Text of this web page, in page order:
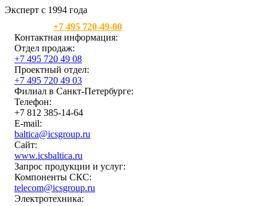
Эксперт с 1994 года
+7 495 720-49-00
Контактная информация:
Отдел продаж:
+7 495 720 49 08
Проектный отдел:
+7 495 720 49 03
Филиал в Санкт-Петербурге:
Телефон:
+7 812 385-14-64
E-mail:
baltica@icsgroup.ru
Сайт:
www.icsbaltica.ru
Запрос продукции и услуг:
Компоненты СКС:
telecom@icsgroup.ru
Электротехника: